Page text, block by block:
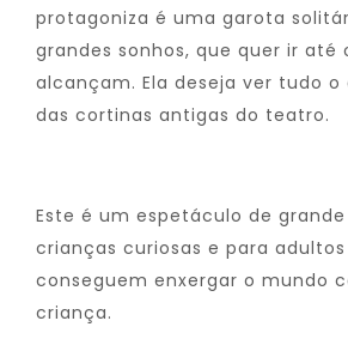
protagoniza é uma garota
grandes sonhos, que quer ir até
alcançam. Ela deseja ver tudo o
das cortinas antigas do teatro.
Este é um espetáculo de
crianças curiosas e para
conseguem enxergar o mundo
criança.